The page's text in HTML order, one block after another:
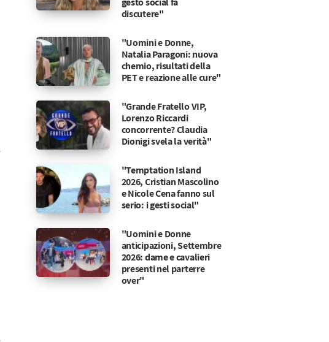
discutere"
"Uomini e Donne,
Natalia Paragoni: nuova
chemio, risultati della
PET e reazione alle cure"
"Grande Fratello VIP,
Lorenzo Riccardi
concorrente? Claudia
Dionigi svela la verità"
"Temptation Island
2026, Cristian Mascolino
e Nicole Cena fanno sul
serio: i gesti social"
"Uomini e Donne
anticipazioni, Settembre
2026: dame e cavalieri
presenti nel parterre
over"